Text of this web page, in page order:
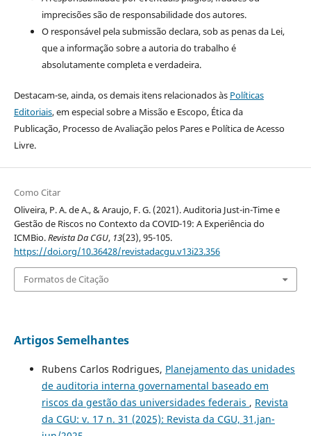
imprecisões são de responsabilidade dos autores.
O responsável pela submissão declara, sob as penas da Lei,
que a informação sobre a autoria do trabalho é
absolutamente completa e verdadeira.
Destacam-se, ainda, os demais itens relacionados às Políticas
Editoriais, em especial sobre a Missão e Escopo, Ética da
Publicação, Processo de Avaliação pelos Pares e Política de Acesso
Livre.
Como Citar
Oliveira, P. A. de A., & Araujo, F. G. (2021). Auditoria Just-in-Time e
Gestão de Riscos no Contexto da COVID-19: A Experiência do
ICMBio.Revista Da CGU, 13(23), 95-105.
https://doi.org/10.36428/revistadacgu.v13i23.356
Formatos de Citação
Artigos Semelhantes
Rubens Carlos Rodrigues, Planejamento das unidades
de auditoria interna governamental baseado em
riscos da gestão das universidades federais , Revista
da CGU: v. 17 n. 31 (2025): Revista da CGU, 31,jan-